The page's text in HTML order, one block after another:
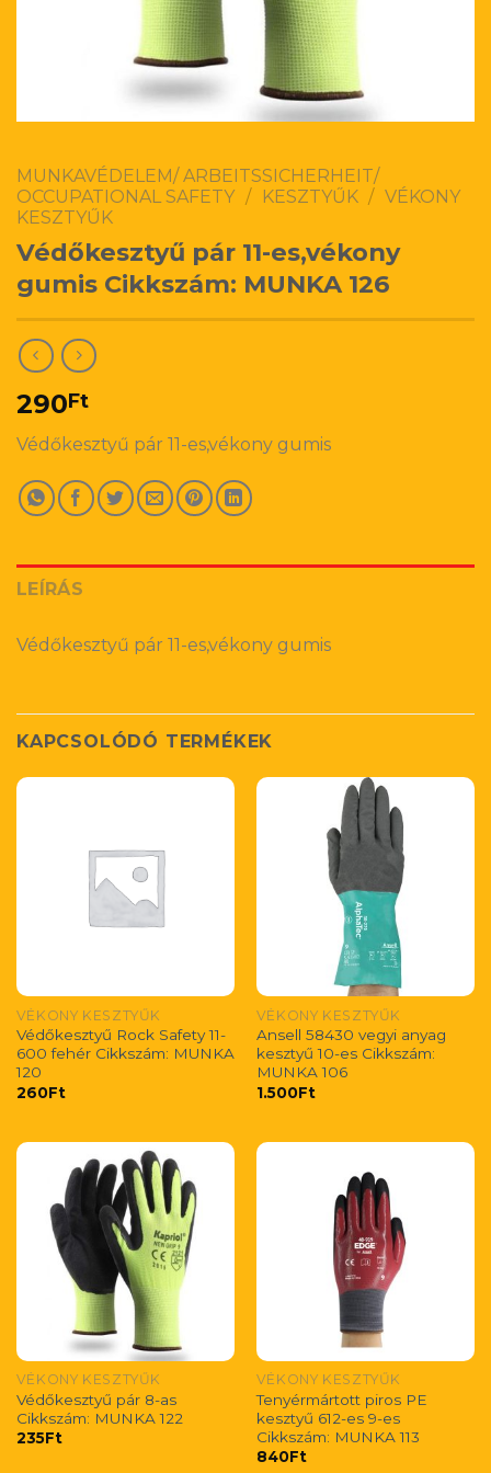
MUNKAVÉDELEM/ ARBEITSSICHERHEIT/
OCCUPATIONAL SAFETY / KESZTYŰK / VÉKONY
KESZTYŰK
Védőkesztyű pár 11-es,vékony
gumis Cikkszám: MUNKA 126
290Ft
Védőkesztyű pár 11-es,vékony gumis
LEÍRÁS
Védőkesztyű pár 11-es,vékony gumis
KAPCSOLÓDÓ TERMÉKEK
VÉKONY KESZTYŰK
Védőkesztyű Rock Safety 11-
600 fehér Cikkszám: MUNKA
120
260Ft
VÉKONY KESZTYŰK
Ansell 58430 vegyi anyag
kesztyű 10-es Cikkszám:
MUNKA 106
1.500Ft
VÉKONY KESZTYŰK
Védőkesztyű pár 8-as
Cikkszám: MUNKA 122
235Ft
VÉKONY KESZTYŰK
Tenyérmártott piros PE
kesztyű 612-es 9-es
Cikkszám: MUNKA 113
840Ft